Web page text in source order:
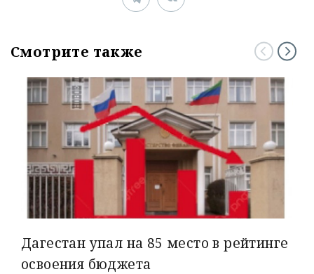
Смотрите также
Дагестан упал на 85 место в рейтинге
освоения бюджета